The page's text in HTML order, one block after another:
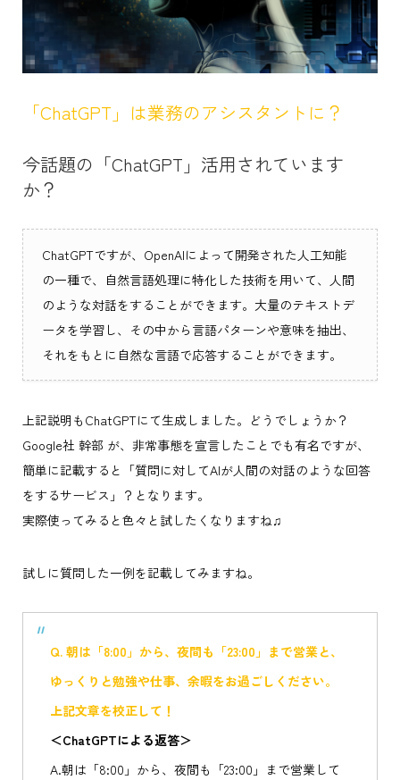
「ChatGPT」は業務のアシスタントに？
今話題の「ChatGPT」活用されています
か？
ChatGPTですが、OpenAIによって開発された人工知能
の一種で、自然言語処理に特化した技術を用いて、人間
のような対話をすることができます。大量のテキストデ
ータを学習し、その中から言語パターンや意味を抽出、
それをもとに自然な言語で応答することができます。
上記説明もChatGPTにて生成しました。どうでしょうか？
Google社 幹部 が、非常事態を宣言したことでも有名ですが、
簡単に記載すると「質問に対してAIが人間の対話のような回答
をするサービス」？となります。
実際使ってみると色々と試したくなりますね♫
試しに質問した一例を記載してみますね。
Q. 朝は「8:00」から、夜間も「23:00」まで営業と、
ゆっくりと勉強や仕事、余暇をお過ごしください。
上記文章を校正して！
＜ChatGPTによる返答＞
A.朝は「8:00」から、夜間も「23:00」まで営業して